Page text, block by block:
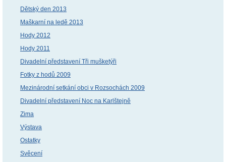
Dětský den 2013
Maškarní na ledě 2013
Hody 2012
Hody 2011
Divadelní představení Tři mušketýři
Fotky z hodů 2009
Mezinárodní setkání obci v Rozsochách 2009
Divadelní představení Noc na Karlštejně
Zima
Výstava
Ostatky
Svěcení